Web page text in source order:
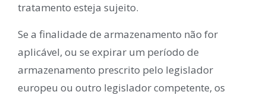
tratamento esteja sujeito.
Se a finalidade de armazenamento não for
aplicável, ou se expirar um período de
armazenamento prescrito pelo legislador
europeu ou outro legislador competente, os